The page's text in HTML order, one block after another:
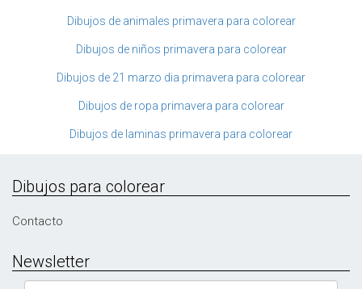
Dibujos de animales primavera para colorear
Dibujos de niños primavera para colorear
Dibujos de 21 marzo dia primavera para colorear
Dibujos de ropa primavera para colorear
Dibujos de laminas primavera para colorear
Dibujos para colorear
Contacto
Newsletter